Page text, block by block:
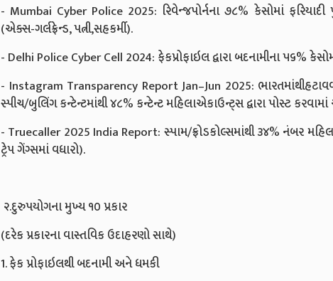
- Mumbai Cyber Police 2025: રિવેન્જપોર્નના ૭૮% કેસોમાં
(એક્સ-ગર્લફ્રેન્ડ, પત્ની,સહકર્મી).
- Delhi Police Cyber Cell 2024: ફેકપ્રોફાઇલ દ્વારા બદનામીના ૫૬%
- Instagram Transparency Report Jan–Jun 2025:
સ્પીચ/બુલિંગ કન્ટેન્ટમાંથી ૪૮% કન્ટેન્ટ મહિલાએકાઉન્ટ્સ દ્વારા પોસ્ટ
- Truecaller 2025 India Report: સ્પામ/ફ્રોડકોલ્સમાંથી ૩૪% નંબર
ટ્રેપ ગેંગ્સમાં વધારો).
૨.દુરુપયોગના મુખ્ય ૧૦ પ્રકાર
(દરેક પ્રકારના વાસ્તવિક ઉદાહરણો સાથે)
1. ફેક પ્રોફાઇલથી બદનામી અને ધમકી